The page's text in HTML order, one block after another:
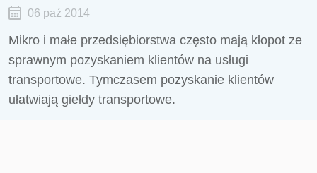
06 paź 2014
Mikro i małe przedsiębiorstwa często mają kłopot ze
sprawnym pozyskaniem klientów na usługi
transportowe. Tymczasem pozyskanie klientów
ułatwiają giełdy transportowe.